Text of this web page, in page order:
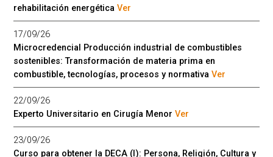
rehabilitación energéticaVer
17/09/26
Microcredencial Producción industrial de combustibles
sostenibles: Transformación de materia prima en
combustible, tecnologías, procesos y normativaVer
22/09/26
Experto Universitario en Cirugía MenorVer
23/09/26
Curso para obtener la DECA (I): Persona, Religión, Cultura y